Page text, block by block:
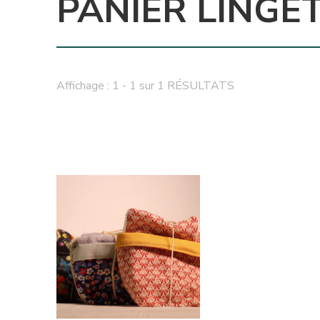
PANIER
Affichage : 1 - 1 sur 1 RÉSULTATS